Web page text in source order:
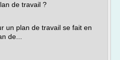
de travail ?
un plan de travail se fait en
de...